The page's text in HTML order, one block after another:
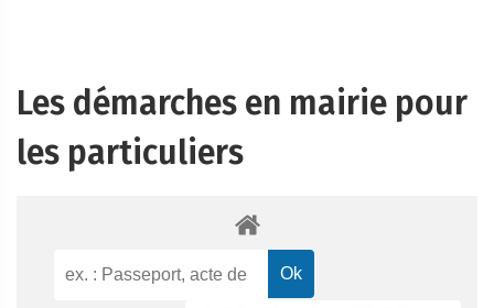
Les démarches en mairie pour
les particuliers